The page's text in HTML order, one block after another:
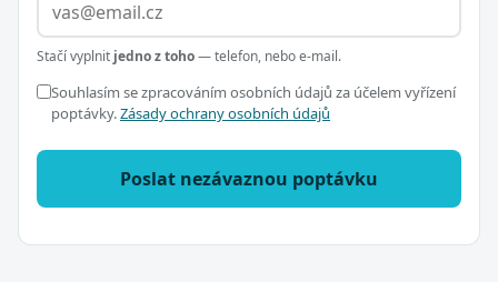
Stačí vyplnit jedno z toho— telefon, nebo e-mail.
Souhlasím se zpracováním osobních údajů za účelem vyřízení
poptávky.Zásady ochrany osobních údajů
Poslat nezávaznou poptávku